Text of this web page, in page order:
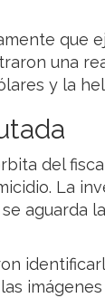
que
una
y la
del
La
aguarda